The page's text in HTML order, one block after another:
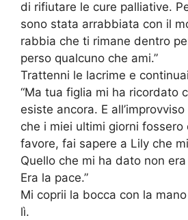
di rifiutare le cure palliative.
sono stata arrabbiata con il
rabbia che ti rimane dentro
perso qualcuno che ami.”
Trattenni le lacrime e
“Ma tua figlia mi ha ricordato
esiste ancora. E
che i miei ultimi giorni fossero
favore, fai sapere a Lily che
Quello che mi ha dato non
Era la pace.”
Mi coprii la bocca con la
lì.